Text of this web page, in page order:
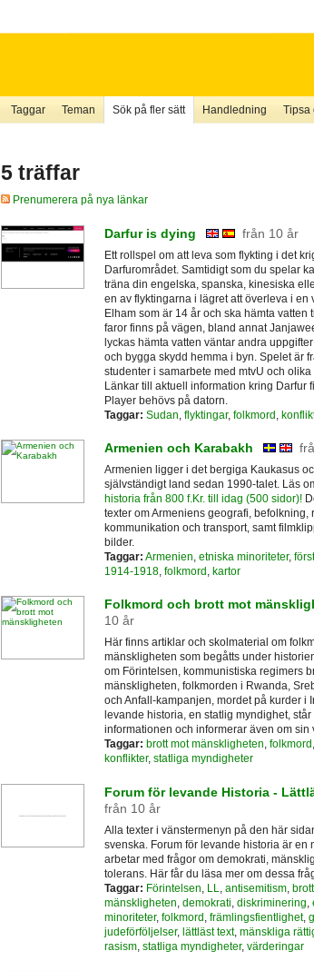
Taggar Teman Sök på fler sätt Handledning Tipsa
5 träffar
Prenumerera på nya länkar
Darfur is dying från 10 år
Ett rollspel om att leva som flykting i det
Darfurområdet. Samtidigt som du spelar
träna din engelska, spanska, kinesiska
en av flyktingarna i lägret att överleva i en
Elham som är 14 år och ska hämta vatten
faror finns på vägen, bland annat
lyckas hämta vatten väntar andra
och bygga skydd hemma i byn. Spelet är
studenter i samarbete med mtvU och olika
Länkar till aktuell information kring Darfur
Player behövs på datorn.
Taggar: Sudan flyktingar, folkmord
Armenien och Karabakh
Armenien ligger i det bergiga Kaukasus
självständigt land sedan 1990-talet. Läs
historia från 800 f.Kr. till idag (500 sidor)!
texter om Armeniens geografi, befolkning,
kommunikation och transport, samt
bilder.
Taggar: Armenien, etniska minoriteter,
1914-1918, folkmord , kartor
Folkmord och brott mot
10 år
Här finns artiklar och skolmaterial om
mänskligheten som begåtts under
om Förintelsen, kommunistiska regimers
mänskligheten, folkmorden i Rwanda,
och Anfall-kampanjen, mordet på kurder i
levande historia, en statlig myndighet, står
informationen och informerar även om sin
Taggar: brott mot mänskligheten, folkmord ,
konflikter, statliga myndigheter
Forum för levande Historia -
från 10 år
Alla texter i vänstermenyn på den här
svenska. Forum för levande historia är en
arbetar med frågor om demokrati,
tolerans. Här får du läsa mer om dessa
Taggar: Förintelsen, LL, antisemitism,
mänskligheten, demokrati, diskriminering,
minoriteter, folkmord, främlingsfientlighet,
judeförföljelser, lättläst text, mänskliga
rasism, statliga myndigheter, värderingar